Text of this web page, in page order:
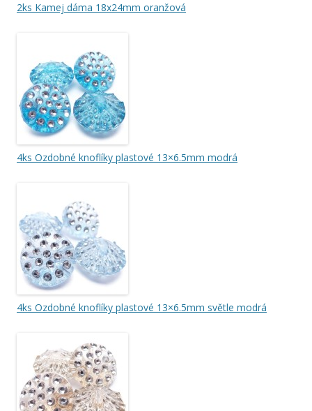
2ks Kamej dáma 18x24mm oranžová
4ks Ozdobné knoflíky plastové 13×6.5mm modrá
4ks Ozdobné knoflíky plastové 13×6.5mm světle modrá